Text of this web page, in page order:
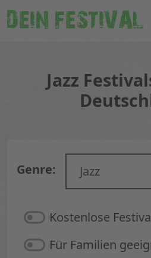
DEIN FESTIVAL
Jazz
Genre: Jazz
Kostenlose
Für Familien